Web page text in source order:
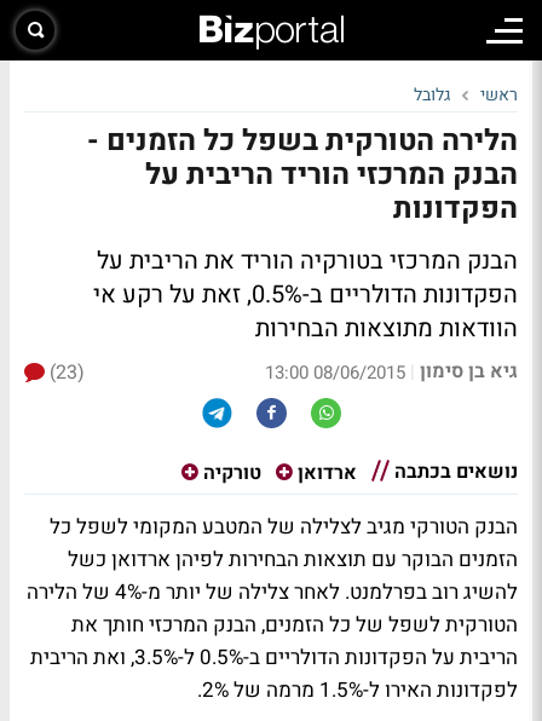
ראשי גלובל
הלירה הטורקית בשפל כל הזמנים -
הבנק המרכזי הוריד הריבית על
הפקדונות
הבנק המרכזי בטורקיה הוריד את הריבית על
הפקדונות הדולריים ב-0.5%, זאת על רקע אי
הוודאות מתוצאות הבחירות
גיא בן סימון |
08/06/2015 13:00
(23)
נושאים בכתבה ארדואן טורקיה
הבנק הטורקי מגיב לצלילה של המטבע המקומי לשפל כל
הזמנים הבוקר עם תוצאות הבחירות לפיהן ארדואן כשל
להשיג רוב בפרלמנט. לאחר צלילה של יותר מ-4% של הלירה
הטורקית לשפל של כל הזמנים, הבנק המרכזי חותך את
הריבית על הפקדונות הדולריים ב-0.5% ל-3.5%, ואת הריבית
לפקדונות האירו ל-1.5% מרמה של 2%.